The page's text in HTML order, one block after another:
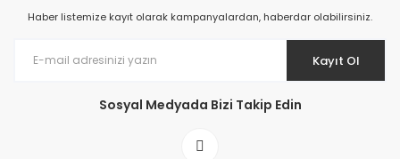
Haber listemize kayıt olarak kampanyalardan, haberdar olabilirsiniz.
Kayıt Ol
Sosyal Medyada Bizi Takip Edin